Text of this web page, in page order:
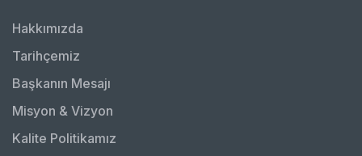
Hakkımızda
Tarihçemiz
Başkanın Mesajı
Misyon & Vizyon
Kalite Politikamız